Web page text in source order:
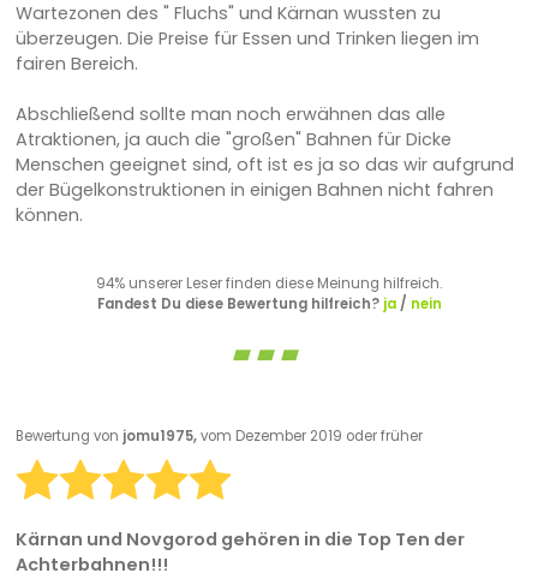
Wartezonen des " Fluchs" und Kärnan wussten zu
überzeugen. Die Preise für Essen und Trinken liegen im
fairen Bereich.
Abschließend sollte man noch erwähnen das alle
Atraktionen, ja auch die "großen" Bahnen für Dicke
Menschen geeignet sind, oft ist es ja so das wir aufgrund
der Bügelkonstruktionen in einigen Bahnen nicht fahren
können.
94% unserer Leser finden diese Meinung hilfreich.
Fandest Du diese Bewertung hilfreich? ja/ nein
Bewertung von jomu1975,vom Dezember 2019 oder früher
Kärnan und Novgorod gehören in die Top Ten der
Achterbahnen!!!